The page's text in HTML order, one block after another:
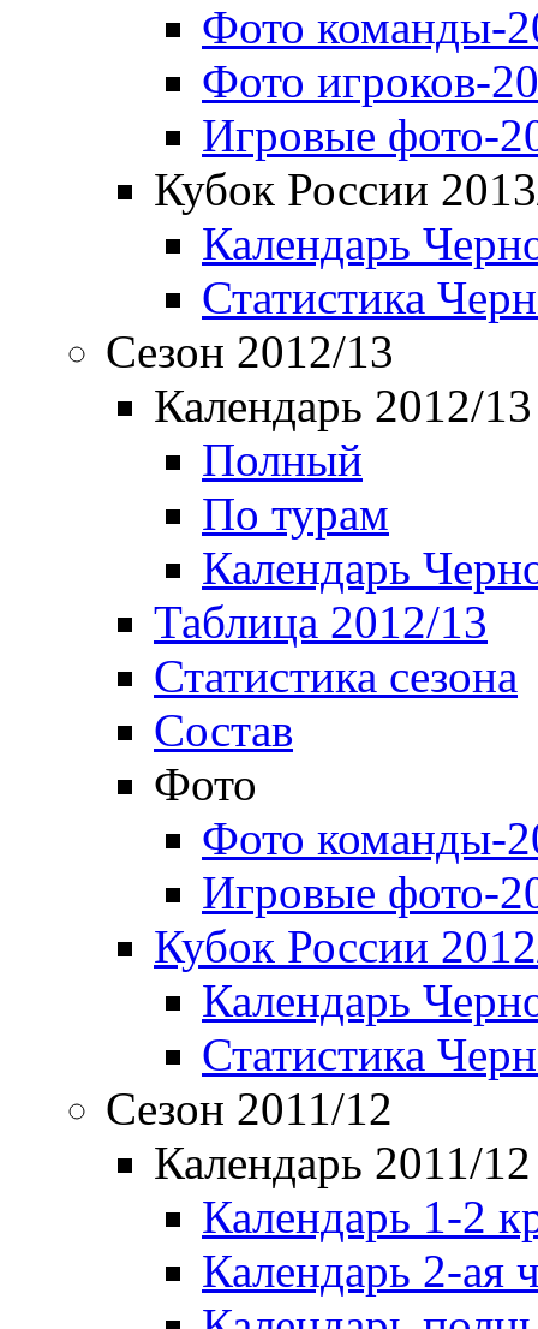
Фото команды-
Фото игроков-
Игровые фото-
Кубок России
Календарь
Статистика
Сезон 2012/13
Календарь 2012/13
Полный
По турам
Календарь
Таблица 2012/13
Статистика сезона
Состав
Фото
Фото команды-
Игровые фото-
Кубок России
Календарь
Статистика
Сезон 2011/12
Календарь 2011/12
Календарь 1-2
Календарь 2-ая